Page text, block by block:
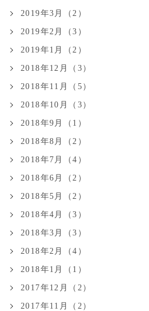
2019年3月（2）
2019年2月（3）
2019年1月（2）
2018年12月（3）
2018年11月（5）
2018年10月（3）
2018年9月（1）
2018年8月（2）
2018年7月（4）
2018年6月（2）
2018年5月（2）
2018年4月（3）
2018年3月（3）
2018年2月（4）
2018年1月（1）
2017年12月（2）
2017年11月（2）